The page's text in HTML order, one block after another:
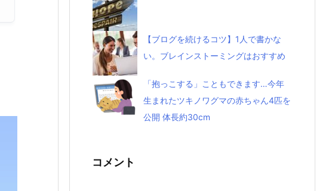
【ブログを続けるコツ】1人で書かな
い。ブレインストーミングはおすすめ
「抱っこする」こともできます…今年
生まれたツキノワグマの赤ちゃん4匹を
公開 体長約30cm
コメント